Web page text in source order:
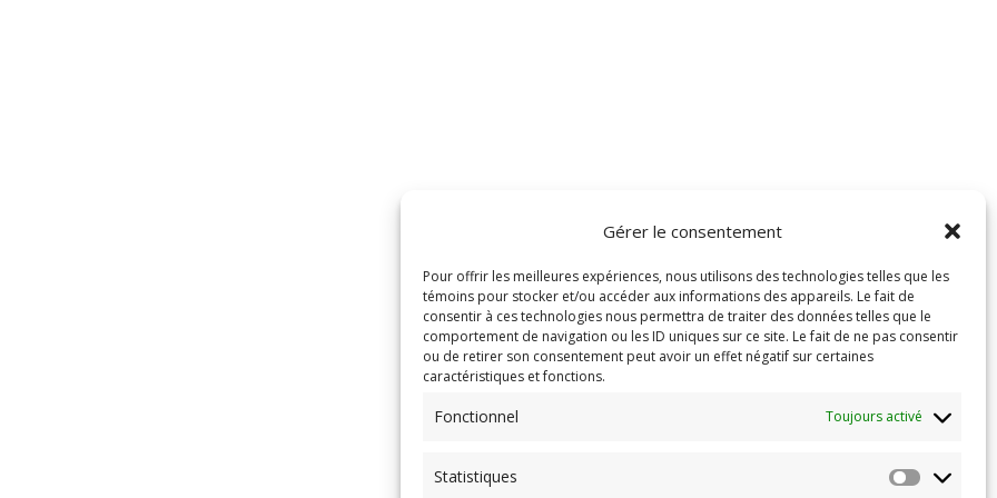
Gérer le consentement
Pour offrir les meilleures expériences, nous utilisons des technologies telles que les
témoins pour stocker et/ou accéder aux informations des appareils. Le fait de
consentir à ces technologies nous permettra de traiter des données telles que le
comportement de navigation ou les ID uniques sur ce site. Le fait de ne pas consentir
ou de retirer son consentement peut avoir un effet négatif sur certaines
caractéristiques et fonctions.
Fonctionnel Toujours activé
Statistiques